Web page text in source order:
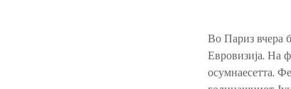
Во Париз вчера
Евровизија. На
осумнаесетта.